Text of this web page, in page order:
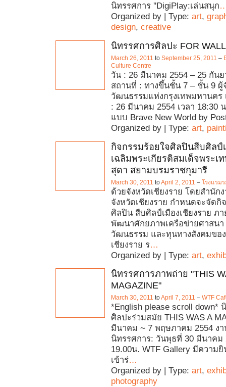
นิทรรศการ ''DigiPlay:เล่นสนุก
Organized by | Type: art,
design, creative
นิทรรศการศิลปะ FOR
March 26, 2011 to September 25, 2011 –
Culture Centre
วัน : 26 มีนาคม 2554 – 25 กัน
สถานที่ : ทางขึ้นชั้น 7 – ชั้น 9
วัฒนธรรมแห่งกรุงเทพมหานคร
: 26 มีนาคม 2554 เวลา 18:30
แบบ Brave New World by
Organized by | Type: art,
กิจกรรมร้อยใจศิลปินสืบศิลป์
เฉลิมพระเกียรติสมเด็จพระเ
สุดา สยามบรมราชกุมารี
March 30, 2011 toApril 2, 2011 – โรงแรม
ด้วยจังหวัดเชียงราย โดยสำนัก
จังหวัดเชียงราย กำหนดจะจัดกิ
ศิลปิน สืบศิลป์เมืองเชียงราย ภา
พัฒนาศักยภาพเครือข่ายศาสน
วัฒนธรรม และทุนทางสังคมขอ
เชียงราย ร…
Organized by | Type: art,
นิทรรศการภาพถ่าย "THIS
MAGAZINE"
March 30, 2011 toApril 7, 2011 – WTF
*English please scroll down*
ศิลปะร่วมสมัย THIS WAS A
มีนาคม ~ 7 พฤษภาคม 2554 งา
นิทรรศการ: วันพุธที่ 30 มีนาคม
19.00น. WTF Gallery มีความ
เข้าร่…
Organized by | Type: art,
photography